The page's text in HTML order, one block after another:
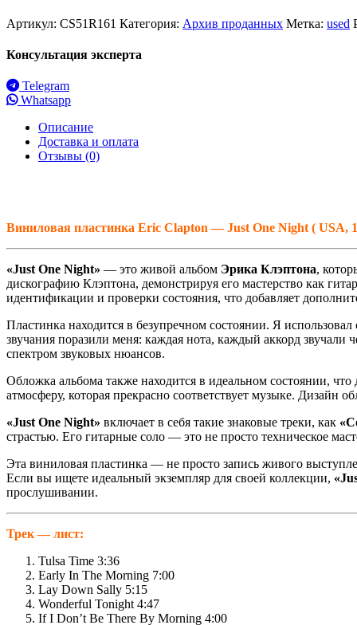
Артикул: CS51R161 Категория: Архив проданных Метка: used
Консультация эксперта
Telegram
Whatsapp
Описание
Доставка и оплата
Отзывы (0)
Виниловая пластинка Eric Clapton — Just One Night ( USA,
«Just One Night» — это живой альбом Эрика Клэптона,
дискографию Клэптона, демонстрируя его мастерство как
идентификации и проверки состояния, что добавляет
Пластинка находится в безупречном состоянии. Я использовал
звучания поразили меня: каждая нота, каждый аккорд
спектром звуковых нюансов.
Обложка альбома также находится в идеальном состоянии,
атмосферу, которая прекрасно соответствует музыке.
«Just One Night» включает в себя такие знаковые треки, как
страстью. Его гитарные соло — это не просто техническое
Эта виниловая пластинка — не просто запись живого
Если вы ищете идеальный экземпляр для своей коллекции,
прослушивании.
Трек — лист:
Tulsa Time 3:36
Early In The Morning 7:00
Lay Down Sally 5:15
Wonderful Tonight 4:47
If I Don’t Be There By Morning 4:00